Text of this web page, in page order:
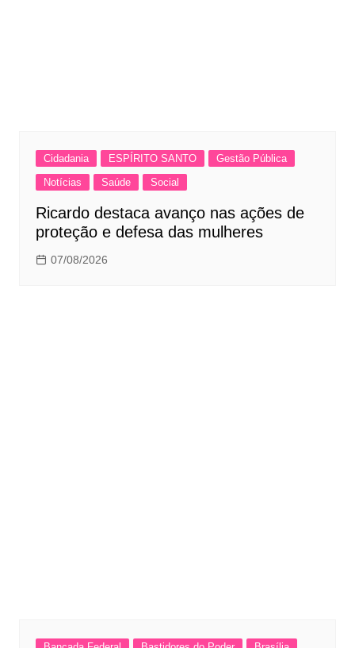
Cidadania ESPÍRITO SANTO
Gestão Pública
Notícias
Saúde Social
Ricardo destaca avanço nas ações de
proteção e defesa das mulheres
07/08/2026